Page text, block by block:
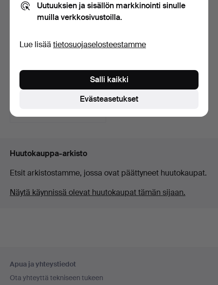
VEISTOS, Itä-Afrikka, 1900-
Myyty 16 huhti 2026
Huutokauppa-arkisto
Etsit arkistostamme, jossa ovat päättyneet huutokaupat.
Näytä käynnissä olevat huutokaupat tämän sijaan.
Apua ja yhteystiedot
Ota yhteyttä tekniseen tukeen
Uutuuksien ja sisällön markkinointi sinulle
muilla verkkosivustoilla.
Lue lisää tietosuojaselosteestamme
Evästeasetukset
Salli kaikki